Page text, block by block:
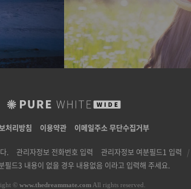
처리방침 이용약관 이메일주소 무단수집거부
. 관리자정보 전화번호 입력 관리자정보 여분필드1 입력 |
필드3 내용이 없을 경우 내용없음 이라고 입력해 주세요.
© www.thedreammate.com All rights reserved.